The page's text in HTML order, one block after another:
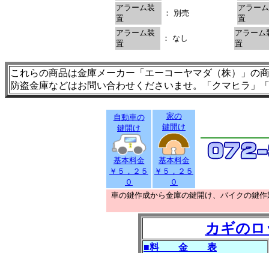
アラーム装
置
： 別売
アラー
置
アラーム装
置
： なし
アラーム
置
これらの商品は金庫メーカー「エーコーヤマダ（株）」の
防盗金庫などはお問い合わせくださいませ。「クマヒラ」
自動車の
鍵開け
基本料金
￥５，２５
０
家の
鍵開け
基本料金
￥５，２５
０
車の鍵作成から金庫の鍵開け、バイクの鍵
カギの
■料 金 表